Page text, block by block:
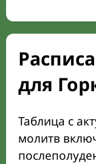
для
Таблица с
молитв